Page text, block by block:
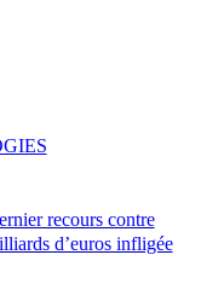
recours contre
d’euros infligée